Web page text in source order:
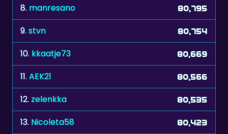
8. manresano 80,795
9.stvn 80,754
10. kkaatje73 80,669
11.AEK21 80,566
12.zelenkka 80,535
13. Nicoleta58 80,423